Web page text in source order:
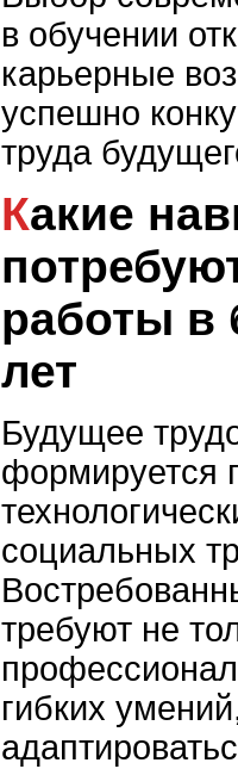
в обучении
карьерные
успешно
труда
Какие навыки
работы в
лет
Будущее
формируется
социальных
требуют не
гибких